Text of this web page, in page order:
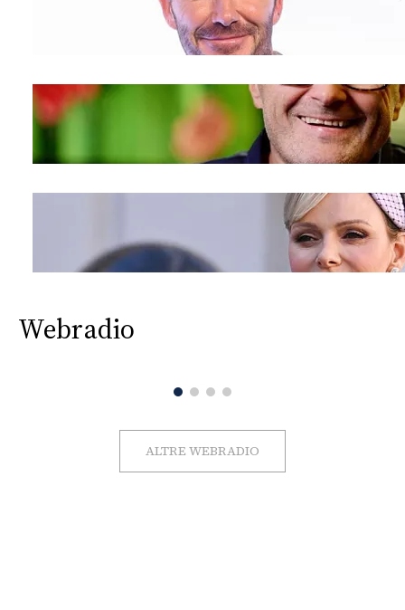
Webradio
ALTRE WEBRADIO